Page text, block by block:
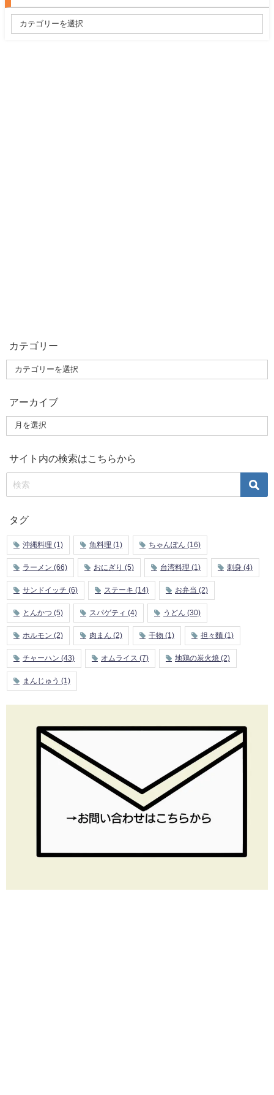
カテゴリー
アーカイブ
サイト内の検索はこちらから
タグ
沖縄料理 (1) 魚料理 (1) ちゃんぽん (16)
ラーメン (66) おにぎり (5) 台湾料理 (1) 刺身 (4)
サンドイッチ (6) ステーキ (14) お弁当 (2)
とんかつ (5) スパゲティ (4) うどん (30)
ホルモン (2) 肉まん (2) 干物 (1) 担々麵 (1)
チャーハン (43) オムライス (7) 地鶏の炭火焼 (2)
まんじゅう (1)